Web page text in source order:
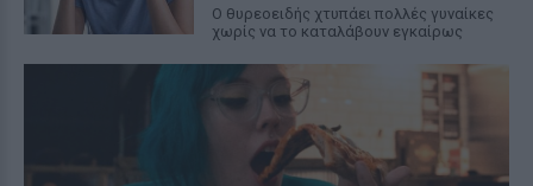
Ο θυρεοειδής χτυπάει πολλές γυναίκες
χωρίς να το καταλάβουν εγκαίρως